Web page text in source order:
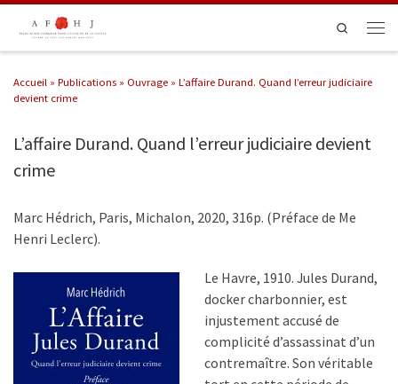
Passer au contenu
Search
Accueil » Publications » Ouvrage » L’affaire Durand. Quand l’erreur judiciaire
devient crime
L’affaire Durand. Quand l’erreur judiciaire devient
crime
Marc Hédrich, Paris, Michalon, 2020, 316p. (Préface de Me
Henri Leclerc).
Le Havre, 1910. Jules Durand,
docker charbonnier, est
injustement accusé de
complicité d’assassinat d’un
contremaître. Son véritable